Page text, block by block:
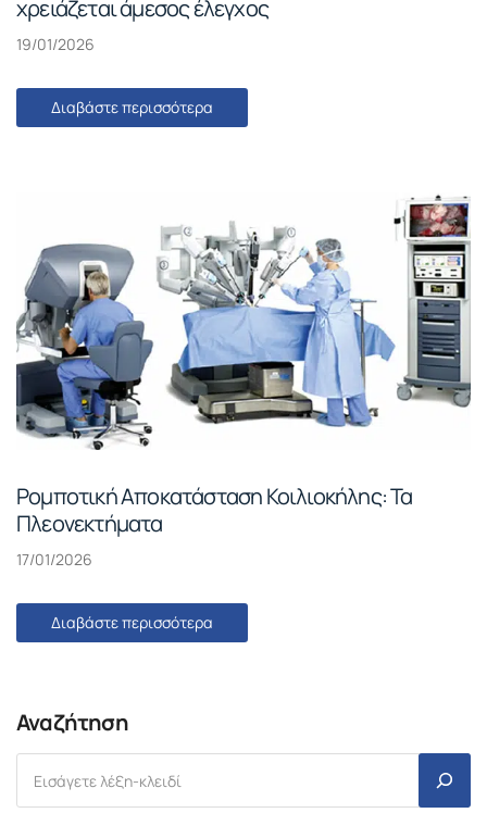
χρειάζεται άμεσος έλεγχος
19/01/2026
Διαβάστε περισσότερα
Ρομποτική Αποκατάσταση Κοιλιοκήλης: Τα
Πλεονεκτήματα
17/01/2026
Διαβάστε περισσότερα
Αναζήτηση